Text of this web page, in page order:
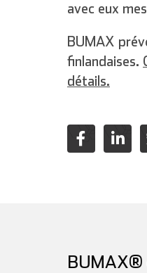
avec eux
BUMAX
finlandaises.
détails.
BUMAX®